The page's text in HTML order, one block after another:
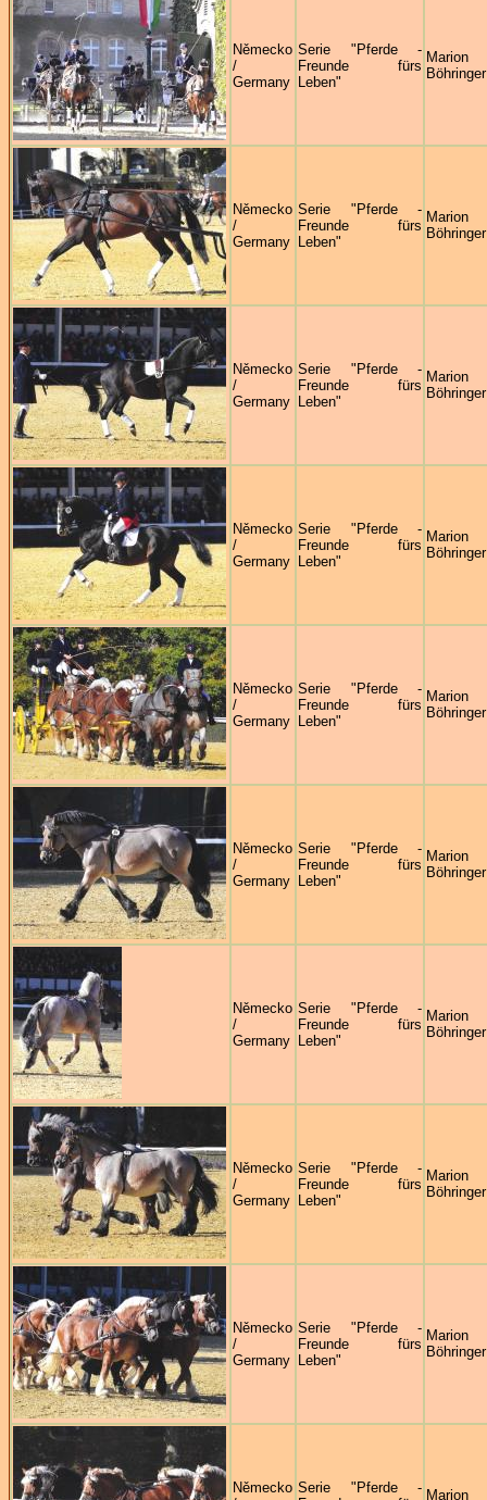
Německo
/
Germany
Serie "Pferde -
Freunde fürs
Leben"
Marion
Böhringer
Německo
/
Germany
Serie "Pferde -
Freunde fürs
Leben"
Marion
Böhringer
Německo
/
Germany
Serie "Pferde -
Freunde fürs
Leben"
Marion
Böhringer
Německo
/
Germany
Serie "Pferde -
Freunde fürs
Leben"
Marion
Böhringer
Německo
/
Germany
Serie "Pferde -
Freunde fürs
Leben"
Marion
Böhringer
Německo
/
Germany
Serie "Pferde -
Freunde fürs
Leben"
Marion
Böhringer
Německo
/
Germany
Serie "Pferde -
Freunde fürs
Leben"
Marion
Böhringer
Německo
/
Germany
Serie "Pferde -
Freunde fürs
Leben"
Marion
Böhringer
Německo
/
Germany
Serie "Pferde -
Freunde fürs
Leben"
Marion
Böhringer
Německo Serie "Pferde - Marion